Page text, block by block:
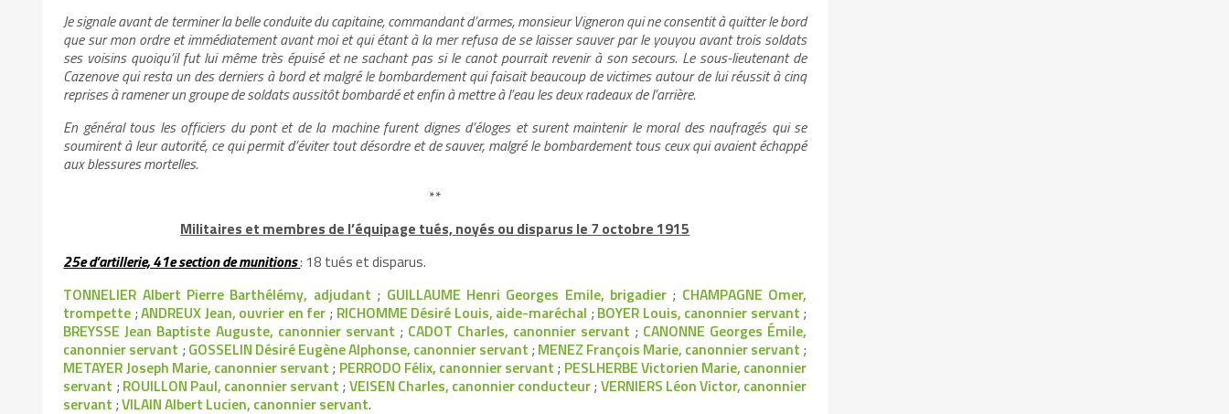
Je signale avant de terminer la belle conduite du capitaine, commandant d’armes, monsieur Vigneron qui ne consentit à quitter le bord
que sur mon ordre et immédiatement avant moi et qui étant à la mer refusa de se laisser sauver par le youyou avant trois soldats
ses voisins quoiqu’il fut lui même très épuisé et ne sachant pas si le canot pourrait revenir à son secours. Le sous-lieutenant de
Cazenove qui resta un des derniers à bord et malgré le bombardement qui faisait beaucoup de victimes autour de lui réussit à cinq
reprises à ramener un groupe de soldats aussitôt bombardé et enfin à mettre à l’eau les deux radeaux de l’arrière.
En général tous les officiers du pont et de la machine furent dignes d’éloges et surent maintenir le moral des naufragés qui se
soumirent à leur autorité, ce qui permit d’éviter tout désordre et de sauver, malgré le bombardement tous ceux qui avaient échappé
aux blessures mortelles.
**
Militaires et membres de l’équipage tués, noyés ou disparus le 7 octobre 1915
25e d’artillerie, 41e section de munitions: 18 tués et disparus.
TONNELIER Albert Pierre Barthélémy, adjudant ; GUILLAUME Henri Georges Emile, brigadier ; CHAMPAGNE Omer,
trompette ;ANDREUX Jean, ouvrier en fer ; RICHOMME Désiré Louis, aide-maréchal ; BOYER Louis, canonnier servant ;
BREYSSE Jean Baptiste Auguste, canonnier servant ; CADOT Charles, canonnier servant ; CANONNE Georges Émile,
canonnier servant ; GOSSELIN Désiré Eugène Alphonse, canonnier servant ; MENEZ François Marie, canonnier servant ;
METAYER Joseph Marie, canonnier servant ; PERRODO Félix, canonnier servant ; PESLHERBE Victorien Marie, canonnier
servant ; ROUILLON Paul, canonnier servant ; VEISEN Charles, canonnier conducteur; VERNIERS Léon Victor, canonnier
servant ;VILAIN Albert Lucien, canonnier servant.